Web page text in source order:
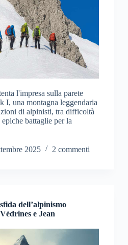
l'impresa sulla parete
I, una montagna leggendaria
di alpinisti, tra difficoltà
battaglie per la
2025 2 commenti
dell’alpinismo
e Jean